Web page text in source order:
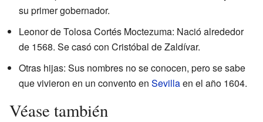
su primer gobernador.
Leonor de Tolosa Cortés Moctezuma: Nació alrededor
de 1568. Se casó con Cristóbal de Zaldívar.
Otras hijas: Sus nombres no se conocen, pero se sabe
que vivieron en un convento en Sevillaen el año 1604.
Véase también